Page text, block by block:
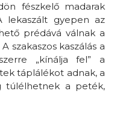
fészkelő madarak
lekaszált gyepen az
prédává válnak a
szakaszos kaszálás a
„kínálja fel” a
táplálékot adnak, a
túlélhetnek a peték,